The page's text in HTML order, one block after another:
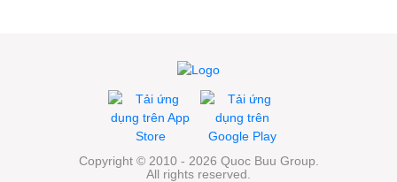
Copyright © 2010 - 2026 Quoc Buu Group.
All rights reserved.